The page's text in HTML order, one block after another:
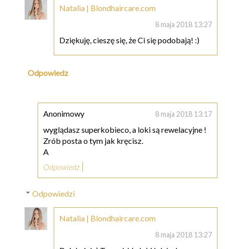
Natalia | Blondhaircare.com
8 maja 2018 13:27
Dziękuję, cieszę się, że Ci się podobają! :)
Odpowiedz
Anonimowy 8 maja 2018 13:17
wyglądasz superkobieco, a loki są rewelacyjne !
Zrób posta o tym jak kręcisz.
A
Odpowiedz
Odpowiedzi
Natalia | Blondhaircare.com
8 maja 2018 13:27